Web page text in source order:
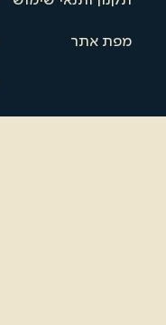
מפת אתר